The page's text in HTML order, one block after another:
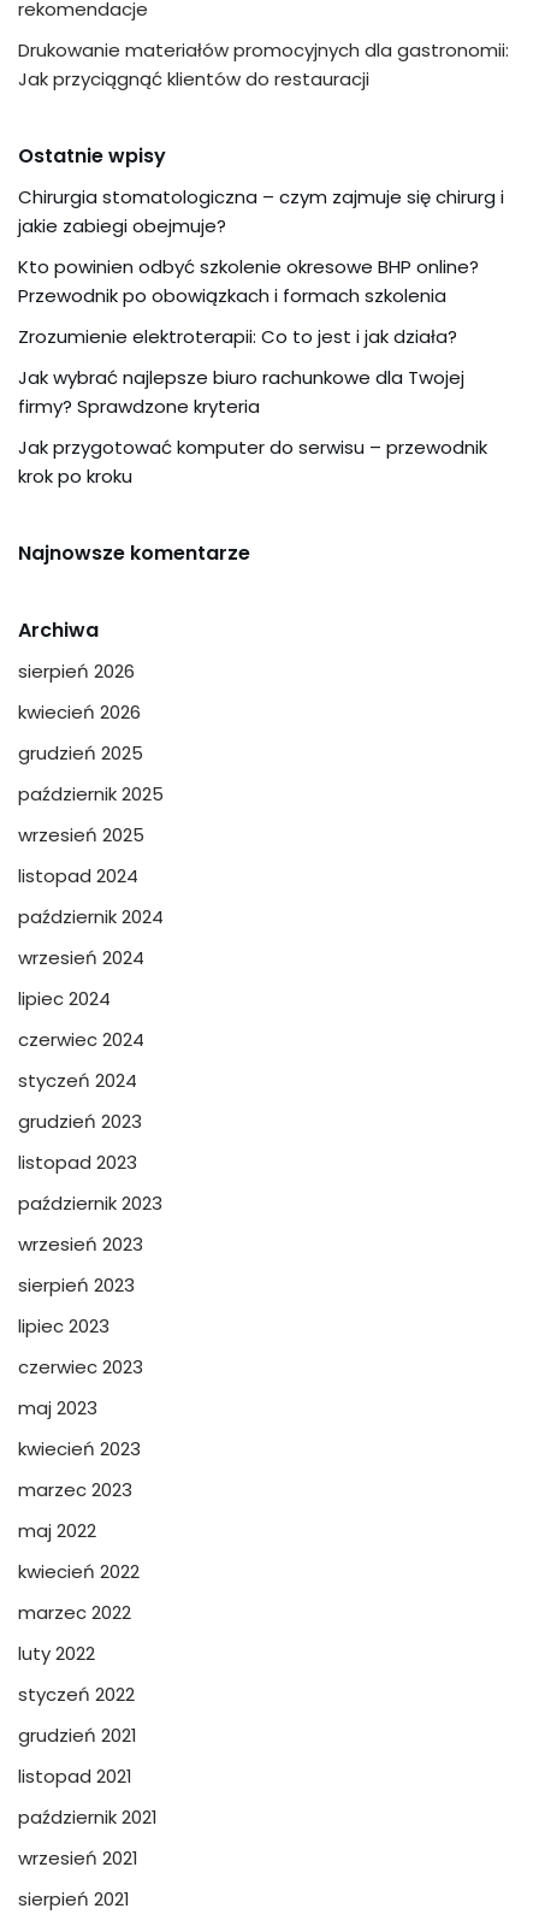
rekomendacje
Drukowanie materiałów promocyjnych dla gastronomii:
Jak przyciągnąć klientów do restauracji
Ostatnie wpisy
Chirurgia stomatologiczna – czym zajmuje się chirurg i
jakie zabiegi obejmuje?
Kto powinien odbyć szkolenie okresowe BHP online?
Przewodnik po obowiązkach i formach szkolenia
Zrozumienie elektroterapii: Co to jest i jak działa?
Jak wybrać najlepsze biuro rachunkowe dla Twojej
firmy? Sprawdzone kryteria
Jak przygotować komputer do serwisu – przewodnik
krok po kroku
Najnowsze komentarze
Archiwa
sierpień 2026
kwiecień 2026
grudzień 2025
październik 2025
wrzesień 2025
listopad 2024
październik 2024
wrzesień 2024
lipiec 2024
czerwiec 2024
styczeń 2024
grudzień 2023
listopad 2023
październik 2023
wrzesień 2023
sierpień 2023
lipiec 2023
czerwiec 2023
maj 2023
kwiecień 2023
marzec 2023
maj 2022
kwiecień 2022
marzec 2022
luty 2022
styczeń 2022
grudzień 2021
listopad 2021
październik 2021
wrzesień 2021
sierpień 2021